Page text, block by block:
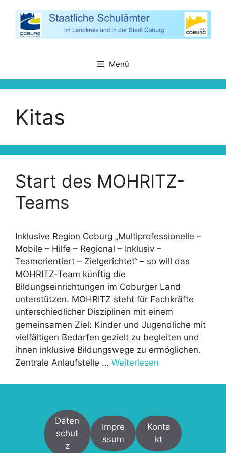
Inhalt
springen
Menü
Kitas
Start des MOHRITZ-
Teams
Inklusive Region Coburg „Multiprofessionelle –
Mobile – Hilfe – Regional – Inklusiv –
Teamorientiert – Zielgerichtet“ – so will das
MOHRITZ-Team künftig die
Bildungseinrichtungen im Coburger Land
unterstützen. MOHRITZ steht für Fachkräfte
unterschiedlicher Disziplinen mit einem
gemeinsamen Ziel: Kinder und Jugendliche mit
vielfältigen Bedarfen gezielt zu begleiten und
ihnen inklusive Bildungswege zu ermöglichen.
Zentrale Anlaufstelle … Weiterlesen
Daten
schut
z
Impre
ssum
Konta
kt